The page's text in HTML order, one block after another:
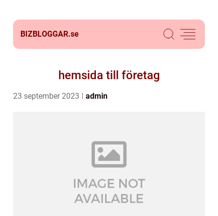
BIZBLOGGAR.se
hemsida till företag
23 september 2023 admin